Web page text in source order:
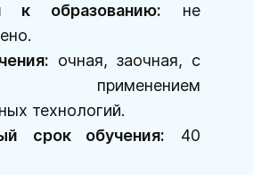
к образованию: не
очная, заочная, с
применением
технологий.
срок обучения: 40